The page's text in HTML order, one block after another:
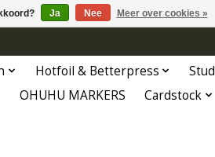
Hotfoil & Betterpress
OHUHU MARKERS Cardstock
Ja Nee Meer over cookies »